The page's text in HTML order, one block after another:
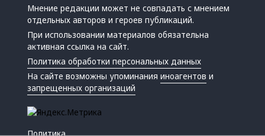
Мнение редакции может не совпадать с мнением
отдельных авторов и героев публикаций.
При использовании материалов обязательна
активная ссылка на сайт.
Политика обработки персональных данных
На сайте возможны упоминанияиноагентов и
запрещенных организаций
Политика